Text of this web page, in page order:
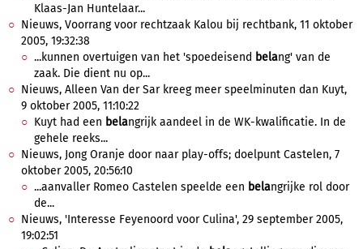
Klaas-Jan Huntelaar...
Nieuws, Voorrang voor rechtzaak Kalou bij rechtbank, 11 oktober
2005, 19:32:38
...kunnen overtuigen van het 'spoedeisend belang' van de
zaak. Die dient nu op...
Nieuws, Alleen Van der Sar kreeg meer speelminuten dan Kuyt,
9 oktober 2005, 11:10:22
Kuyt had een belangrijk aandeel in de WK-kwalificatie. In de
gehele reeks...
Nieuws, Jong Oranje door naar play-offs; doelpunt Castelen, 7
oktober 2005, 20:56:10
...aanvaller Romeo Castelen speelde een belangrijke rol door
de...
Nieuws, 'Interesse Feyenoord voor Culina', 29 september 2005,
19:02:51